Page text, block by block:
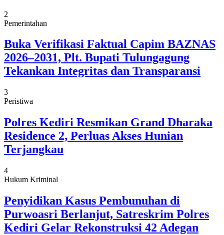
2
Pemerintahan
Buka Verifikasi Faktual Capim BAZNAS
2026–2031, Plt. Bupati Tulungagung
Tekankan Integritas dan Transparansi
3
Peristiwa
Polres Kediri Resmikan Grand Dharaka
Residence 2, Perluas Akses Hunian
Terjangkau
4
Hukum Kriminal
Penyidikan Kasus Pembunuhan di
Purwoasri Berlanjut, Satreskrim Polres
Kediri Gelar Rekonstruksi 42 Adegan